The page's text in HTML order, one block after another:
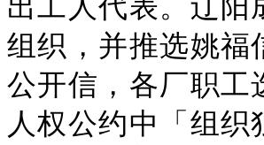
出工人代表。辽阳
组织，并推选姚福
公开信，各厂职工
人权公约中「组